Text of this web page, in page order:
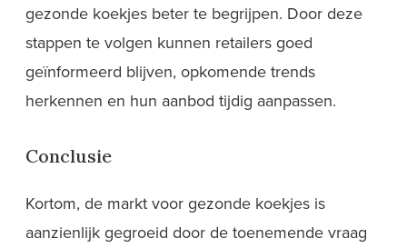
gezonde koekjes beter te begrijpen. Door deze
stappen te volgen kunnen retailers goed
geïnformeerd blijven, opkomende trends
herkennen en hun aanbod tijdig aanpassen.
Conclusie
Kortom, de markt voor gezonde koekjes is
aanzienlijk gegroeid door de toenemende vraag